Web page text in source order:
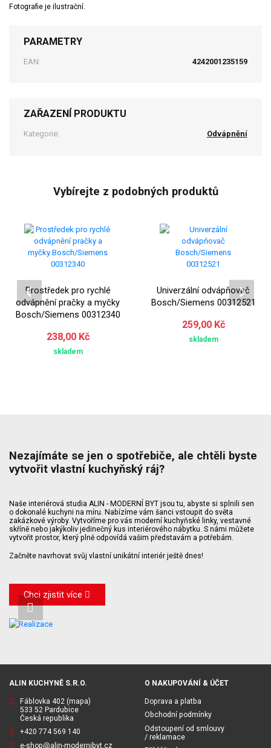
Fotografie je ilustrační.
PARAMETRY
EAN: 4242001235159
ZAŘAZENÍ PRODUKTU
Kategorie: Odvápnění
Vybírejte z podobných produktů
Prostředek pro rychlé
odvápnění pračky a myčky
Bosch/Siemens 00312340
238,00 Kč
skladem
Univerzální odvápňovač
Bosch/Siemens 00312521
259,00 Kč
skladem
Nezajímáte se jen o spotřebiče, ale chtěli byste
vytvořit vlastní kuchyňský ráj?
Naše interiérová studia ALIN - MODERNÍ BYT jsou tu, abyste si splnili sen
o dokonalé kuchyni na míru. Nabízíme vám šanci vstoupit do světa
zakázkové výroby. Vytvoříme pro vás moderní kuchyňské linky, vestavné
skříně nebo jakýkoliv jedinečný kus interiérového nábytku. S námi můžete
vytvořit prostor, který plně odpovídá vašim představám a potřebám.
Začněte navrhovat svůj vlastní unikátní interiér ještě dnes!
Chci zjistit více
ALIN KUCHYNĚ S.R.O.
Fáblovka 402 (mapa)
533 52 Pardubice
Česká republika
+420 774 569 140
e-shop@alin-modernibyt.cz
O NAKUPOVÁNÍ & ÚČET
Doprava a platba
Obchodní podmínky
Odstoupení od smlouvy
/ reklamace